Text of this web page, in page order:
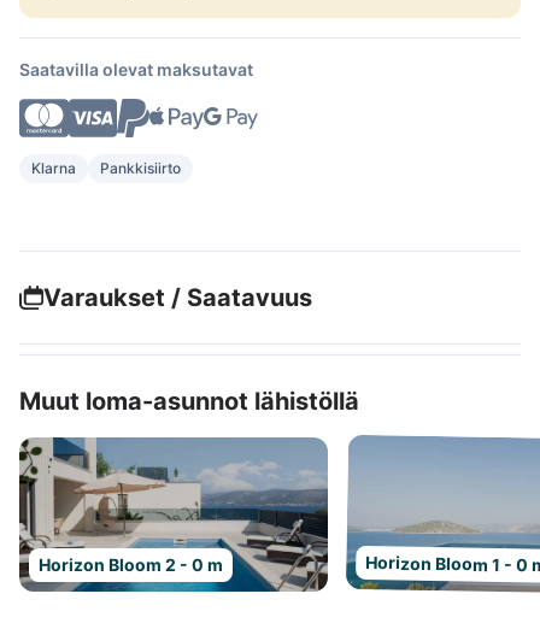
Saatavilla olevat maksutavat
Klarna Pankkisiirto
Varaukset / Saatavuus
Muut loma-asunnot lähistöllä
Horizon Bloom 2 - 0 m Horizon Bloom 1 - 0